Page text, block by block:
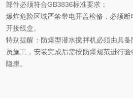
部件必须符合GB3836标准要求；
爆炸危险区域严禁带电开盖检修，必须断
开接线盒。
特别提醒：防爆型潜水搅拌机必须由具
员施工，安装完成后需按防爆规范进行
隐患。